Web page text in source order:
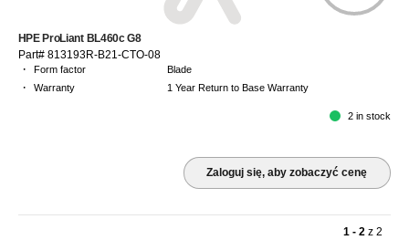
HPE ProLiant BL460c G8
Part# 813193R-B21-CTO-08
· Form factor Blade
· Warranty 1 Year Return to Base Warranty
2 in stock
Zaloguj się, aby zobaczyć cenę
1 - 2 z2